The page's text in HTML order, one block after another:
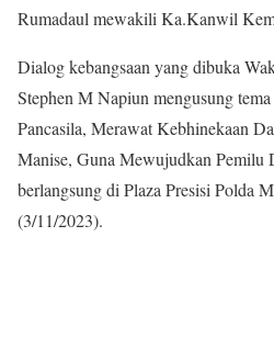
Rumadaul mewakili Ka.Kanwil
Dialog kebangsaan yang dibuka
Stephen M Napiun mengusung
Pancasila, Merawat Kebhinekaan
Manise, Guna Mewujudkan Pemilu
berlangsung di Plaza Presisi Polda
(3/11/2023).